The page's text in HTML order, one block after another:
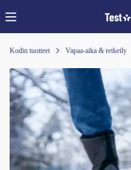
Kodin tuotteet Vapaa-aika & retkeily